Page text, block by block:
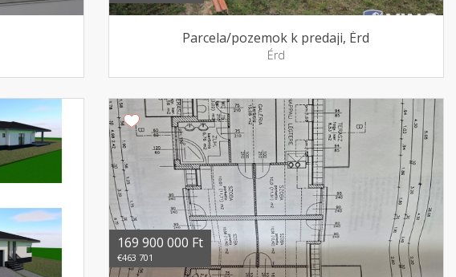
Parcela/pozemok k predaji, Érd
Érd
169 900 000 Ft
€463 701